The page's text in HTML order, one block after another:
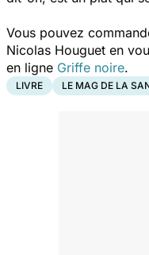
Vous pouvez
Nicolas Houguet en
en ligne Griffe noire.
LIVRE LE MAG DE LA